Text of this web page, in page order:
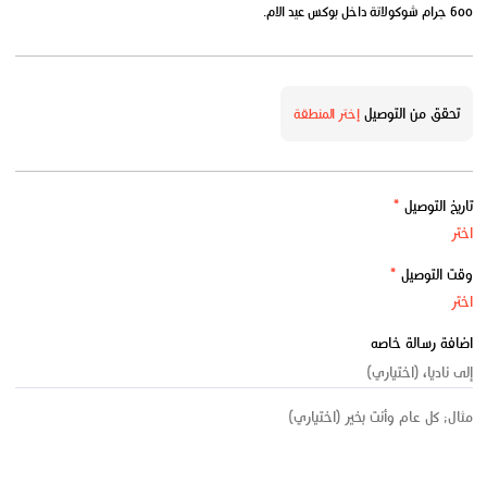
600 جرام شوكولاتة داخل بوكس عيد الام.
تحقق من التوصيلإختر المنطقة
تاريخ التوصيل *
وقت التوصيل *
اضافة رسالة خاصه